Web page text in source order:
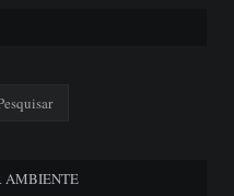
AMBIENTE